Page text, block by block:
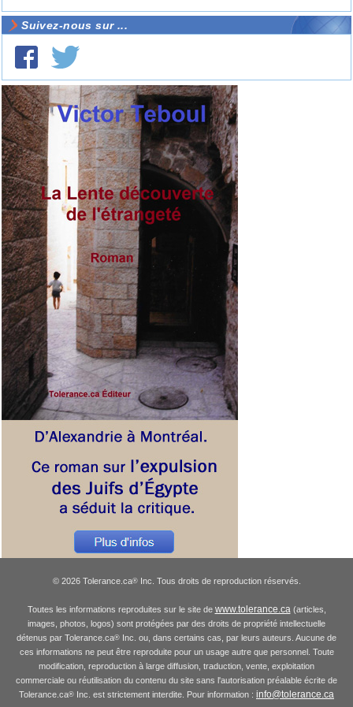
Suivez-nous sur ...
© 2026 Tolerance.ca®Inc. Tous droits de reproduction réservés.
Toutes les informations reproduites sur le site de www.tolerance.ca (articles,
images, photos, logos) sont protégées par des droits de propriété intellectuelle
détenus par Tolerance.ca® Inc. ou, dans certains cas, par leurs auteurs. Aucune de
ces informations ne peut être reproduite pour un usage autre que personnel. Toute
modification, reproduction à large diffusion, traduction, vente, exploitation
commerciale ou réutilisation du contenu du site sans l'autorisation préalable écrite de
Tolerance.ca® Inc. est strictement interdite. Pour information : info@tolerance.ca